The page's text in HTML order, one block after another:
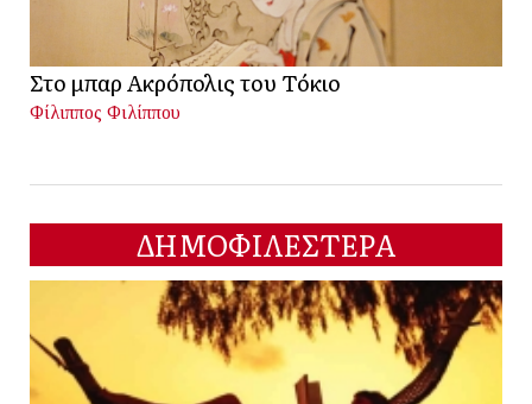
Στο μπαρ Ακρόπολις του Τόκιο
Φίλιππος Φιλίππου
ΔΗΜΟΦΙΛΕΣΤΕΡΑ